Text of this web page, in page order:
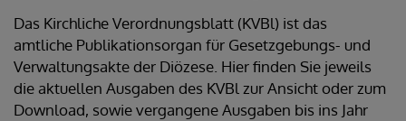
Das Kirchliche Verordnungsblatt (KVBl) ist das
amtliche Publikationsorgan für Gesetzgebungs- und
Verwaltungsakte der Diözese. Hier finden Sie jeweils
die aktuellen Ausgaben des KVBl zur Ansicht oder zum
Download, sowie vergangene Ausgaben bis ins Jahr